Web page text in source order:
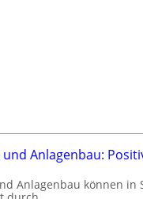
Anlagenbau:
Anlagenbau können